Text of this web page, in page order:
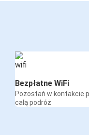
Bezpłatne WiFi
Pozostań w kontakcie
całą podróż